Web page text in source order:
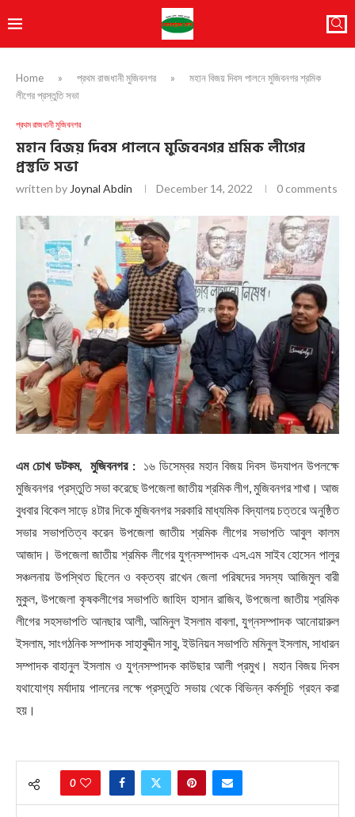
Home » প্রথম রাজধানী মুজিবনগর »
মহান বিজয় দিবস পালনে মুজিবনগর শ্রমিক
লীগের প্রস্তুতি সভা
প্রথম রাজধানী মুজিবনগর
মহান বিজয় দিবস পালনে মুজিবনগর শ্রমিক লীগের
প্রস্তুতি সভা
written by Joynal Abdin December 14, 2022 0 comments
এম চোখ ডটকম, মুজিবনগর : ১৬ ডিসেম্বর মহান বিজয় দিবস উদযাপন উপলক্ষে
মুজিবনগর প্রস্তুতি সভা করেছে উপজেলা জাতীয় শ্রমিক লীগ, মুজিবনগর শাখা। আজ
বুধবার বিকেল সাড়ে ৪টার দিকে মুজিবনগর সরকারি মাধ্যমিক বিদ্যালয় চত্তরে অনুষ্ঠিত
সভার সভাপতিত্ব করেন উপজেলা জাতীয় শ্রমিক লীগের সভাপতি আবুল কালম
আজাদ। উপজেলা জাতীয় শ্রমিক লীগের যুগ্নসম্পাদক এস.এম সাইব হোসেন পালুর
সঞ্চলনায় উপস্থিত ছিলেন ও বক্তব্য রাখেন জেলা পরিষদের সদস্য আজিমুল বারী
মুকুল, উপজেলা কৃষকলীগের সভাপতি জাহিদ হাসান রাজিব, উপজেলা জাতীয় শ্রমিক
লীগের সহসভাপতি আনছার আলী, আমিনুল ইসলাম বাবলা, যুগ্নসম্পাদক আনোয়ারুল
ইসলাম, সাংগঠনিক সম্পাদক সাহাবুদ্দীন সাবু, ইউনিয়ন সভাপতি মমিনুল ইসলাম, সাধারন
সম্পাদক বাহানুল ইসলাম ও যুগ্নসম্পাদক কাউছার আলী প্রমুখ। মহান বিজয় দিবস
যথাযোগ্য মর্যাদায় পালনের লক্ষে প্রস্তুতি সভায় থেকে বিভিন্ন কর্মসূচি গ্রহন করা
হয়।
0